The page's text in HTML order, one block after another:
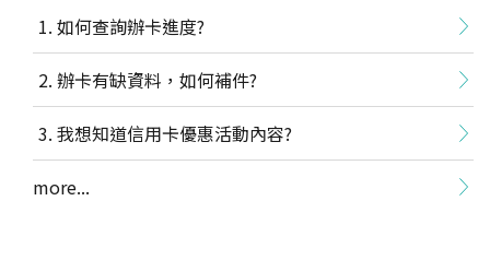
如何查詢辦卡進度?
辦卡有缺資料，如何補件?
我想知道信用卡優惠活動內容?
more...